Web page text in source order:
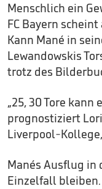
Menschlich ein
FC Bayern
Kann Mané in
Lewandowskis
trotz des
„25, 30 Tore
prognostiziert
Liverpool-
Manés Ausflug in
Einzelfall bleiben.